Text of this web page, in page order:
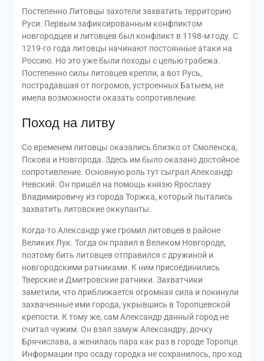
Постепенно Литовцы захотели захватить территорию
Руси. Первым зафиксированным конфликтом
новгородцев и литовцев был конфликт в 1198-м году. С
1219-го года литовцы начинают постоянные атаки на
Россию. Но это уже были походы с целью грабежа.
Постепенно силы литовцев крепли, а вот Русь,
пострадавшая от погромов, устроенных Батыем, не
имела возможности оказать сопротивление.
Поход на литву
Со временем литовцы оказались близко от Смоленска,
Пскова и Новгорода. Здесь им было оказано достойное
сопротивление. Основную роль тут сыграл Александр
Невский. Он пришёл на помощь князю Ярославу
Владимировичу из города Торжка, который пытались
захватить литовские оккупанты.
Когда-то Александр уже громил литовцев в районе
Великих Лук. Тогда он правил в Великом Новгороде,
поэтому бить литовцев отправился с дружиной и
новгородскими ратниками. К ним присоединились
Тверские и Дмитровские ратники. Захватчики
заметили, что приближается огромная сила и покинули
захваченные ими города, укрывшись в Торопцевской
крепости. К тому же, сам Александр данный город не
считал чужим. Он взял замуж Александру, дочку
Брячислава, а женилась пара как раз в городе Торопце.
Информации про осаду городка не сохранилось, про ход